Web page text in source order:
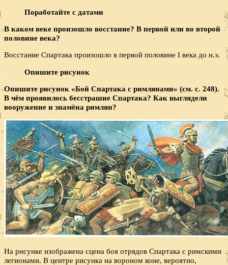
Поработайте с датами
В каком веке произошло восстание? В первой или во второй
половине века?
Восстание Спартака произошло в первой половине I века до н.э.
Опишите рисунок
Опишите рисунок «Бой Спартака с римлянами» (см. с. 248).
В чём про­явилось бесстрашие Спартака? Как выглядели
вооружение и знамёна римлян?
На рисунке изображена сцена боя отрядов Спартака с римскими
легионами. В центре рисунка на вороном коне, вероятно,